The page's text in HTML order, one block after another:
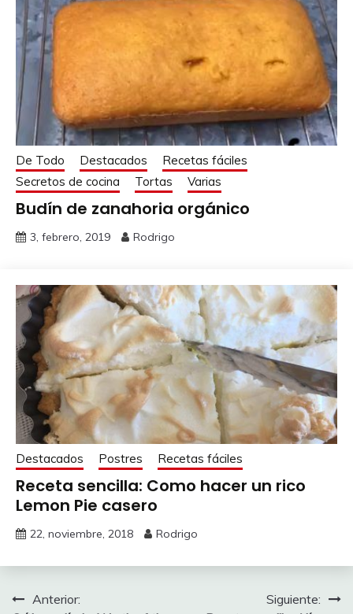
De Todo Destacados
Recetas fáciles
Secretos de cocina
Tortas Varias
Budín de zanahoria orgánico
3, febrero, 2019 Rodrigo
Destacados Postres Recetas fáciles
Receta sencilla: Como hacer un rico
Lemon Pie casero
22, noviembre, 2018 Rodrigo
Navegación
Anterior:
Siguiente: